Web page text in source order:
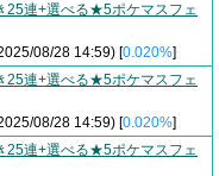
25連+選べる★5ポケマスフェ
08/28 14:59) [0.020%]
25連+選べる★5ポケマスフェ
08/28 14:59) [0.020%]
25連+選べる★5ポケマスフェ